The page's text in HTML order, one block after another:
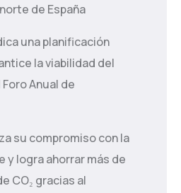
de España
una planificación
la viabilidad del
Anual de
su compromiso con la
logra ahorrar más de
CO₂ gracias al